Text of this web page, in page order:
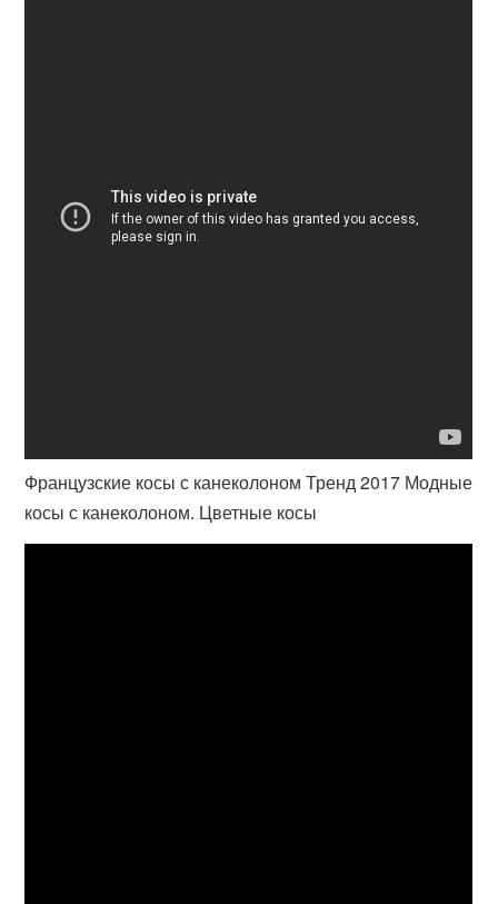
Французские косы с канеколоном Тренд 2017 Модные
косы с канеколоном. Цветные косы